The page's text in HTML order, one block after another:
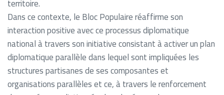
territoire.
Dans ce contexte, le Bloc Populaire réaffirme son
interaction positive avec ce processus diplomatique
national à travers son initiative consistant à activer un plan
diplomatique parallèle dans lequel sont impliquées les
structures partisanes de ses composantes et
organisations parallèles et ce, à travers le renforcement